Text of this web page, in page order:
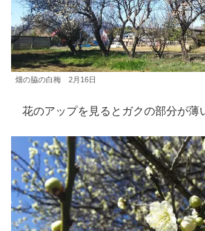
畑の脇の白梅 2月16日
花のアップを見るとガクの部分が薄